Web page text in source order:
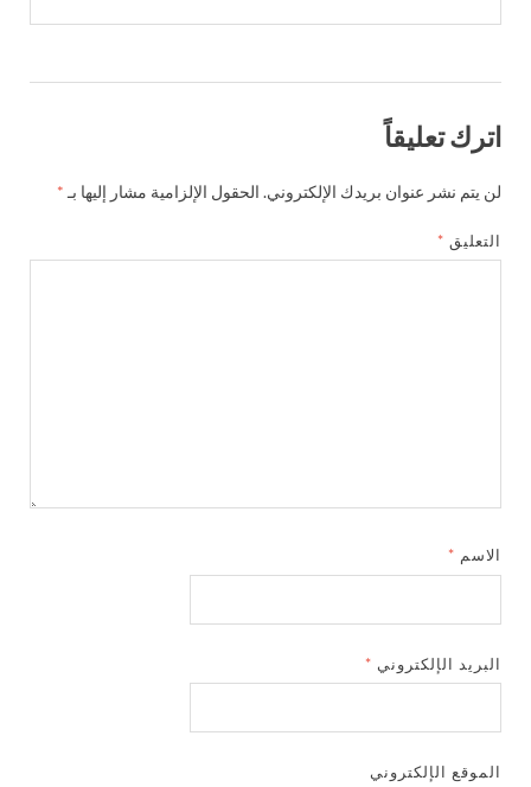
اترك تعليقاً
لن يتم نشر عنوان بريدك الإلكتروني. الحقول الإلزامية مشار إليها بـ *
التعليق *
الاسم *
البريد الإلكتروني *
الموقع الإلكتروني